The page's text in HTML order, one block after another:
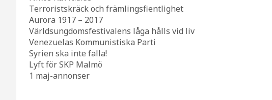
Terroristskräck och främlingsfientlighet
Aurora 1917 – 2017
Världsungdomsfestivalens låga hålls vid liv
Venezuelas Kommunistiska Parti
Syrien ska inte falla!
Lyft för SKP Malmö
1 maj-annonser